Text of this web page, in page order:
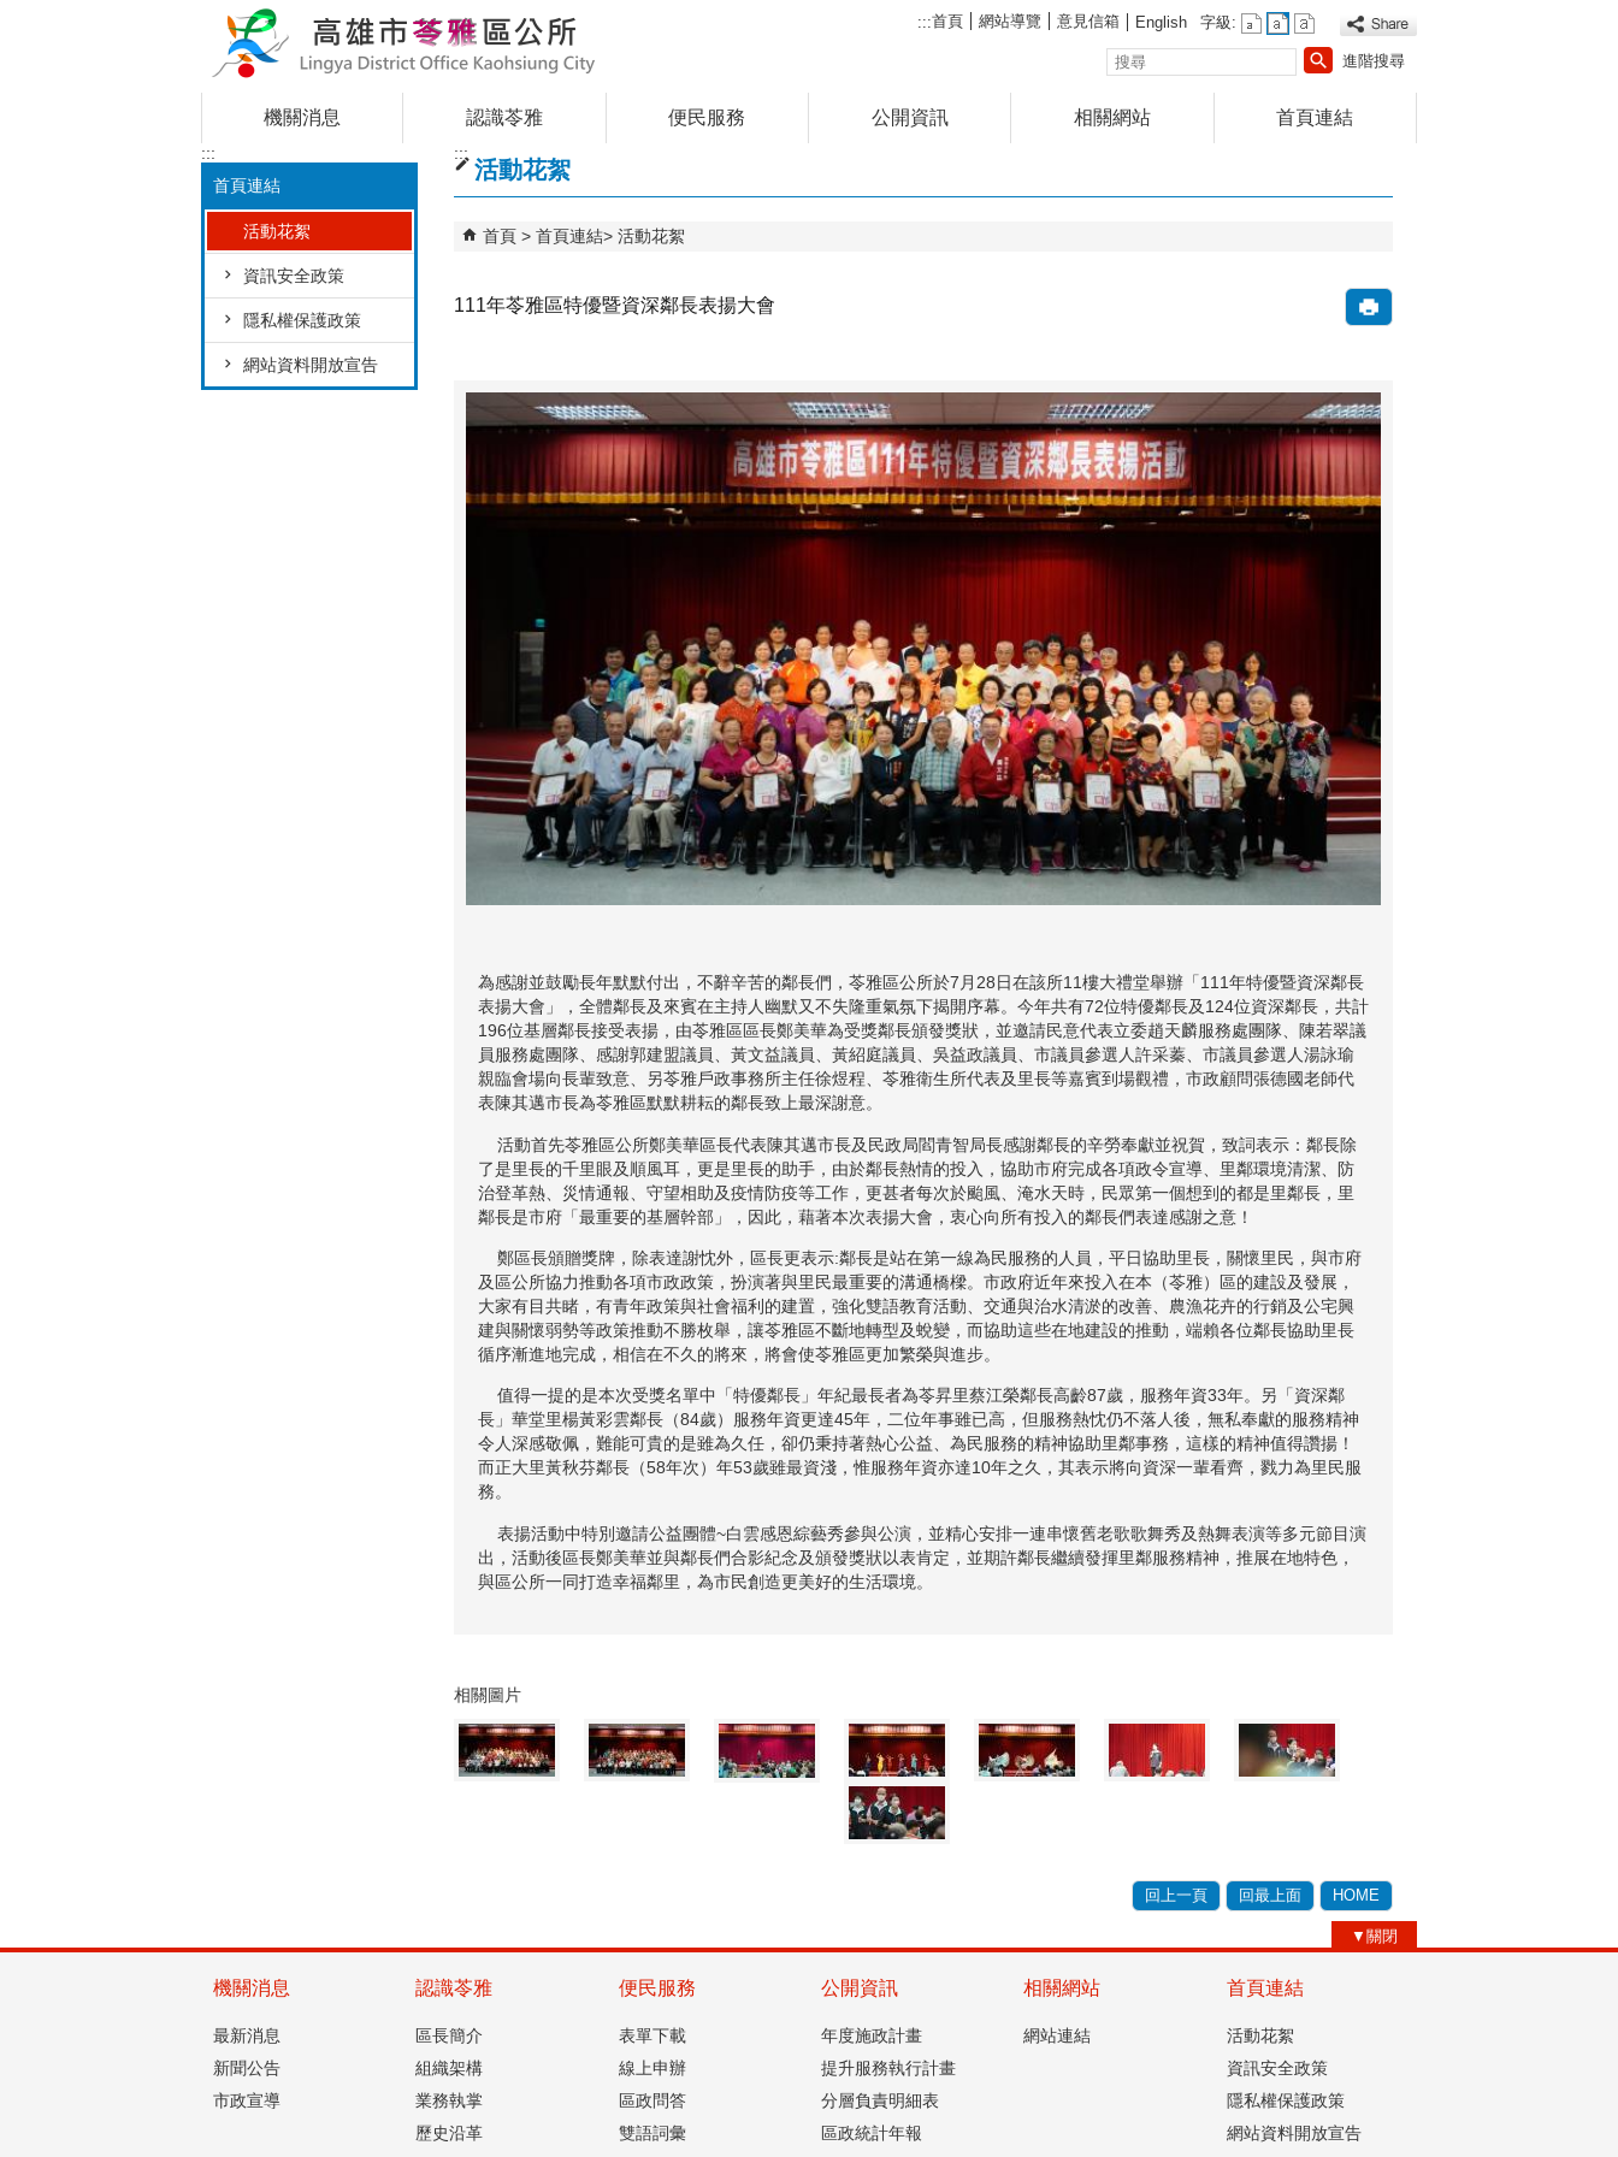
:::首頁 網站導覽 意見信箱 English
字級:
搜
尋
進階搜尋
機關消息 認識苓雅 便民服務 公開資訊 相關網站 首頁連結
:::
首頁連結
活動花絮
資訊安全政策
隱私權保護政策
網站資料開放宣告
:::
活動花絮
首頁 首頁連結 活動花絮
111年苓雅區特優暨資深鄰長表揚大會
為感謝並鼓勵長年默默付出，不辭辛苦的鄰長們，苓雅區公所於7月28日在該所11樓大禮堂舉辦「111年特優暨資深鄰長
表揚大會」，全體鄰長及來賓在主持人幽默又不失隆重氣氛下揭開序幕。今年共有72位特優鄰長及124位資深鄰長，共計
196位基層鄰長接受表揚，由苓雅區區長鄭美華為受獎鄰長頒發獎狀，並邀請民意代表立委趙天麟服務處團隊、陳若翠議
員服務處團隊、感謝郭建盟議員、黃文益議員、黃紹庭議員、吳益政議員、市議員參選人許采蓁、市議員參選人湯詠瑜
親臨會場向長輩致意、另苓雅戶政事務所主任徐煜程、苓雅衛生所代表及里長等嘉賓到場觀禮，市政顧問張德國老師代
表陳其邁市長為苓雅區默默耕耘的鄰長致上最深謝意。
活動首先苓雅區公所鄭美華區長代表陳其邁市長及民政局閻青智局長感謝鄰長的辛勞奉獻並祝賀，致詞表示：鄰長除
了是里長的千里眼及順風耳，更是里長的助手，由於鄰長熱情的投入，協助市府完成各項政令宣導、里鄰環境清潔、防
治登革熱、災情通報、守望相助及疫情防疫等工作，更甚者每次於颱風、淹水天時，民眾第一個想到的都是里鄰長，里
鄰長是市府「最重要的基層幹部」，因此，藉著本次表揚大會，衷心向所有投入的鄰長們表達感謝之意！
鄭區長頒贈獎牌，除表達謝忱外，區長更表示:鄰長是站在第一線為民服務的人員，平日協助里長，關懷里民，與市府
及區公所協力推動各項市政政策，扮演著與里民最重要的溝通橋樑。市政府近年來投入在本（苓雅）區的建設及發展，
大家有目共睹，有青年政策與社會福利的建置，強化雙語教育活動、交通與治水清淤的改善、農漁花卉的行銷及公宅興
建與關懷弱勢等政策推動不勝枚舉，讓苓雅區不斷地轉型及蛻變，而協助這些在地建設的推動，端賴各位鄰長協助里長
循序漸進地完成，相信在不久的將來，將會使苓雅區更加繁榮與進步。
值得一提的是本次受獎名單中「特優鄰長」年紀最長者為苓昇里蔡江榮鄰長高齡87歲，服務年資33年。另「資深鄰
長」華堂里楊黃彩雲鄰長（84歲）服務年資更達45年，二位年事雖已高，但服務熱忱仍不落人後，無私奉獻的服務精神
令人深感敬佩，難能可貴的是雖為久任，卻仍秉持著熱心公益、為民服務的精神協助里鄰事務，這樣的精神值得讚揚！
而正大里黃秋芬鄰長（58年次）年53歲雖最資淺，惟服務年資亦達10年之久，其表示將向資深一輩看齊，戮力為里民服
務。
表揚活動中特別邀請公益團體~白雲感恩綜藝秀參與公演，並精心安排一連串懷舊老歌歌舞秀及熱舞表演等多元節目演
出，活動後區長鄭美華並與鄰長們合影紀念及頒發獎狀以表肯定，並期許鄰長繼續發揮里鄰服務精神，推展在地特色，
與區公所一同打造幸福鄰里，為市民創造更美好的生活環境。
相關圖片
回上一頁 回最上面 HOME
▼關閉
機關消息
最新消息
新聞公告
市政宣導
認識苓雅
區長簡介
組織架構
業務執掌
歷史沿革
便民服務
表單下載
線上申辦
區政問答
雙語詞彙
公開資訊
年度施政計畫
提升服務執行計畫
分層負責明細表
區政統計年報
相關網站
網站連結
首頁連結
活動花絮
資訊安全政策
隱私權保護政策
網站資料開放宣告